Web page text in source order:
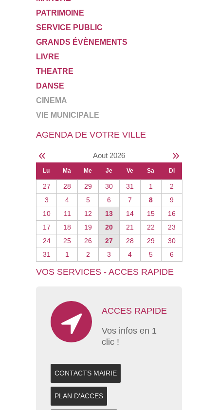
PATRIMOINE
SERVICE PUBLIC
GRANDS ÉVÈNEMENTS
LIVRE
THEATRE
DANSE
CINEMA
VIE MUNICIPALE
AGENDA DE VOTRE VILLE
« Aout 2026 »
Lu Ma Me Je Ve Sa Di
27 28 29 30 31 1
2
3
4 5 6 7 8
9
10
11 12 13 14 15
16
17
18 19 20 21 22
23
24
25 26 27 28 29
30
31
1 2 3 4 5 6
VOS SERVICES - ACCES RAPIDE
ACCES RAPIDE
Vos infos en 1
clic !
CONTACTS MAIRIE
PLAN D'ACCES